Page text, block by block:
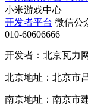
小米游戏中心
开发者平台 微信公
010-60606666
开发者：北京瓦力
北京地址：北京市
南京地址：南京市